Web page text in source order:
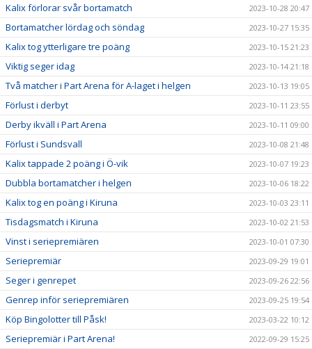
Kalix förlorar svår bortamatch 2023-10-28 20:47
Bortamatcher lördag och söndag 2023-10-27 15:35
Kalix tog ytterligare tre poäng 2023-10-15 21:23
Viktig seger idag 2023-10-14 21:18
Två matcher i Part Arena för A-laget i helgen 2023-10-13 19:05
Förlust i derbyt 2023-10-11 23:55
Derby ikväll i Part Arena 2023-10-11 09:00
Förlust i Sundsvall 2023-10-08 21:48
Kalix tappade 2 poäng i Ö-vik 2023-10-07 19:23
Dubbla bortamatcher i helgen 2023-10-06 18:22
Kalix tog en poäng i Kiruna 2023-10-03 23:11
Tisdagsmatch i Kiruna 2023-10-02 21:53
Vinst i seriepremiären 2023-10-01 07:30
Seriepremiär 2023-09-29 19:01
Seger i genrepet 2023-09-26 22:56
Genrep inför seriepremiären 2023-09-25 19:54
Köp Bingolotter till Påsk! 2023-03-22 10:12
Seriepremiär i Part Arena! 2022-09-29 15:25